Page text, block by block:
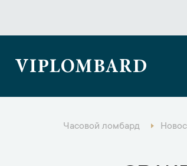
VIPLOMBARD
Часовой ломбард